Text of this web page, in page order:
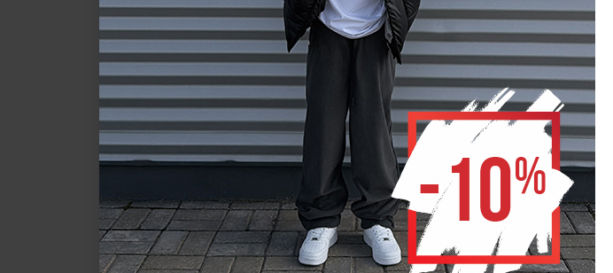
День рождения
Пароль *
Подтвердите пароль *